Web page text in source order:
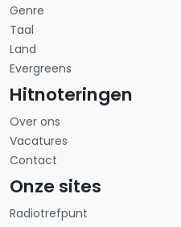
Genre
Taal
Land
Evergreens
Hitnoteringen
Over ons
Vacatures
Contact
Onze sites
Radiotrefpunt